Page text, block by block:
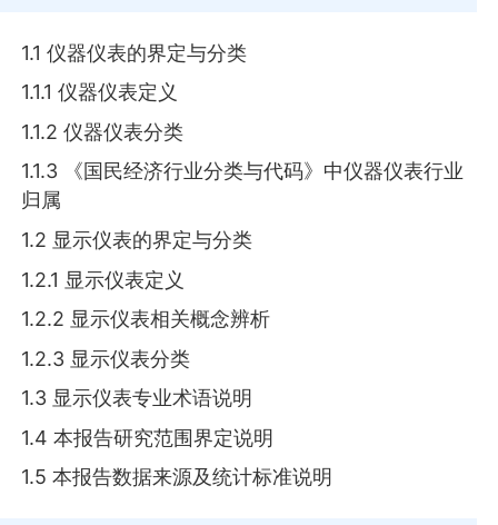
1.1 仪器仪表的界定与分类
1.1.1 仪器仪表定义
1.1.2 仪器仪表分类
1.1.3 《国民经济行业分类与代码》中仪器仪表行业
归属
1.2 显示仪表的界定与分类
1.2.1 显示仪表定义
1.2.2 显示仪表相关概念辨析
1.2.3 显示仪表分类
1.3 显示仪表专业术语说明
1.4 本报告研究范围界定说明
1.5 本报告数据来源及统计标准说明